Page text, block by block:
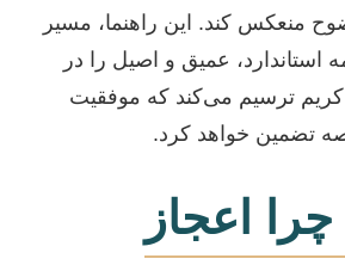
منعکس کند. این راهنما، مسیر
استاندارد، عمیق و اصیل را در
ترسیم می‌کند که موفقیت
تضمین خواهد کرد.
اعجاز